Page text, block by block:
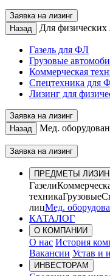
Заявка на лизинг
Назад
Для физических
Газель для ФЛ
Грузовые
Коммерческая
Спецтехника для
Лизинг для
Заявка на лизинг
Назад
Мед.
Заявка на лизинг
ПРЕДМЕТЫ
Газели
техникаГрузовые
лицМед.
КАТАЛОГ
О КОМПАНИИ
О нас История
Вакансии Устав и
ИНВЕСТОРАМ